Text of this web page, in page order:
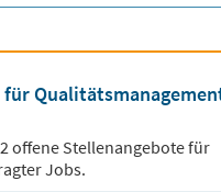
für
offene Stellenangebote für
Jobs.